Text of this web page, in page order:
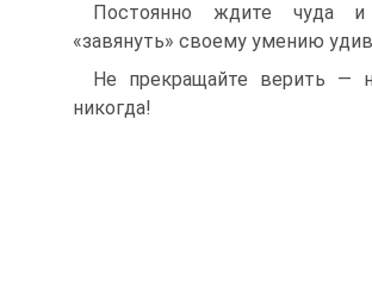
Постоянно ждите чуда
«завянуть» своему умению
Не прекращайте верить —
никогда!